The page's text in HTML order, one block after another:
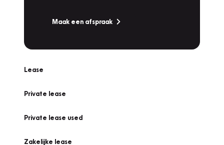
Maak een afspraak
Lease
Private lease
Private lease used
Zakelijke lease